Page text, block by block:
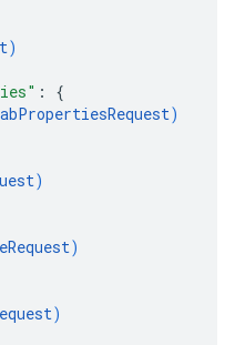
)
: {
)
)
)
)